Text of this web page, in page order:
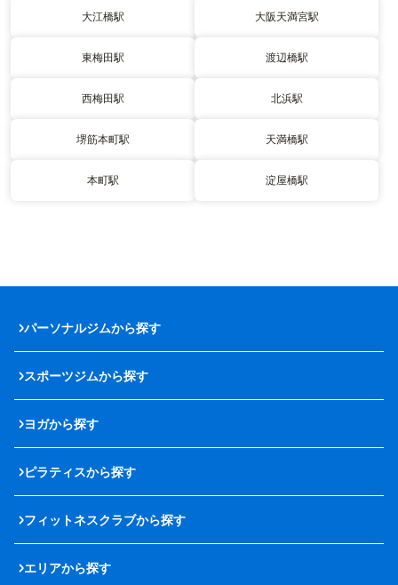
大江橋駅 大阪天満宮駅
東梅田駅 渡辺橋駅
西梅田駅 北浜駅
堺筋本町駅 天満橋駅
本町駅 淀屋橋駅
パーソナルジムから探す
スポーツジムから探す
ヨガから探す
ピラティスから探す
フィットネスクラブから探す
エリアから探す